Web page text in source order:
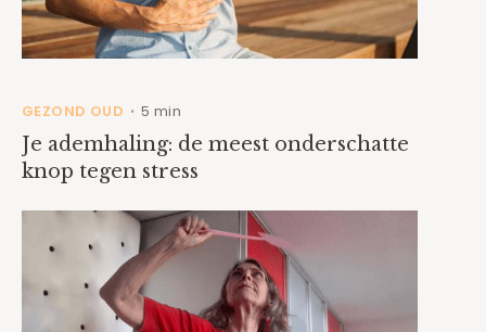
GEZOND OUD • 5 min
Je ademhaling: de meest onderschatte
knop tegen stress